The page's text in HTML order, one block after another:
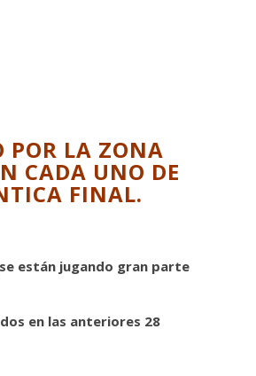
POR LA ZONA
CADA UNO DE
FINAL.
están jugando gran parte
en las anteriores 28